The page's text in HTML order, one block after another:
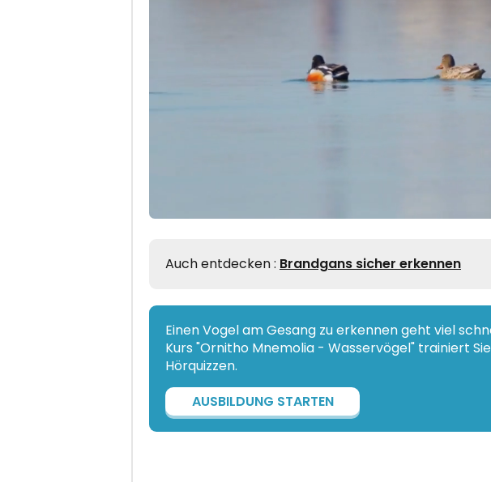
Auch entdecken : Brandgans sicher erkennen
Einen Vogel am Gesang zu erkennen geht viel
Kurs "Ornitho Mnemolia - Wasservögel" trainiert
Hörquizzen.
AUSBILDUNG STARTEN